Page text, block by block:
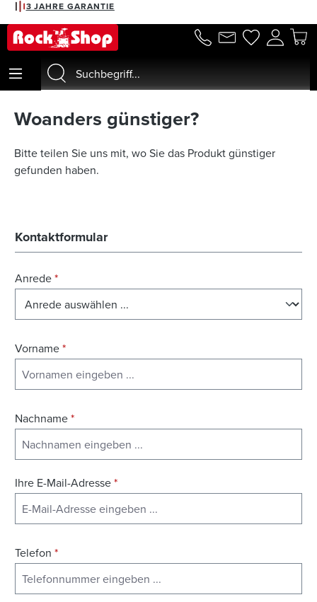
springen
3 JAHRE GARANTIE
Woanders günstiger?
Bitte teilen Sie uns mit, wo Sie das Produkt günstiger
gefunden haben.
Kontaktformular
Anrede*
Vorname*
Nachname*
Ihre E-Mail-Adresse*
Telefon *